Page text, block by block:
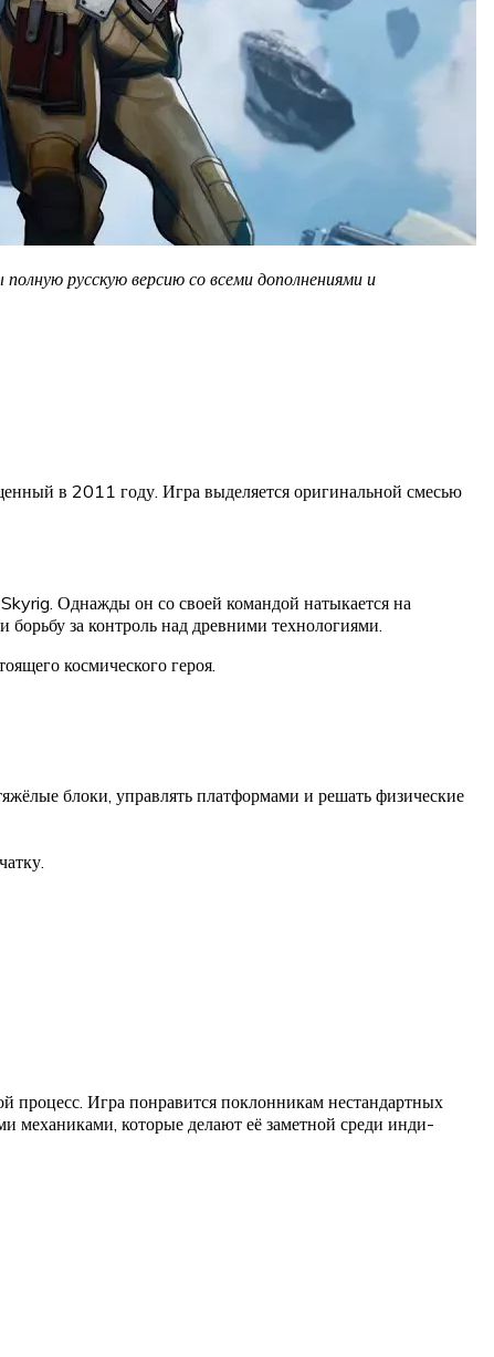
русскую версию со всеми дополнениями и
в 2011 году. Игра выделяется оригинальной смесью
Однажды он со своей командой натыкается на
борьбу за контроль над древними технологиями.
космического героя.
блоки, управлять платформами и решать физические
процесс. Игра понравится поклонникам нестандартных
механиками, которые делают её заметной среди инди-